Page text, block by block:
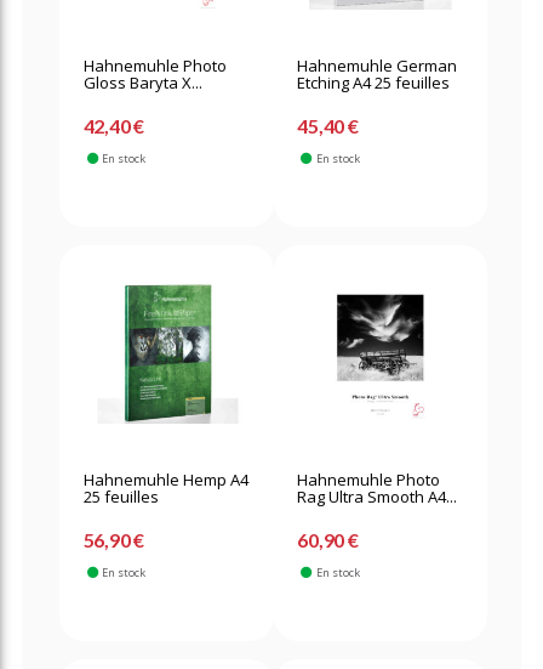
Hahnemuhle Photo
Gloss Baryta X...
42,40 €
En stock
Hahnemuhle German
Etching A4 25 feuilles
45,40 €
En stock
Hahnemuhle Hemp A4
25 feuilles
56,90 €
En stock
Hahnemuhle Photo
Rag Ultra Smooth A4...
60,90 €
En stock